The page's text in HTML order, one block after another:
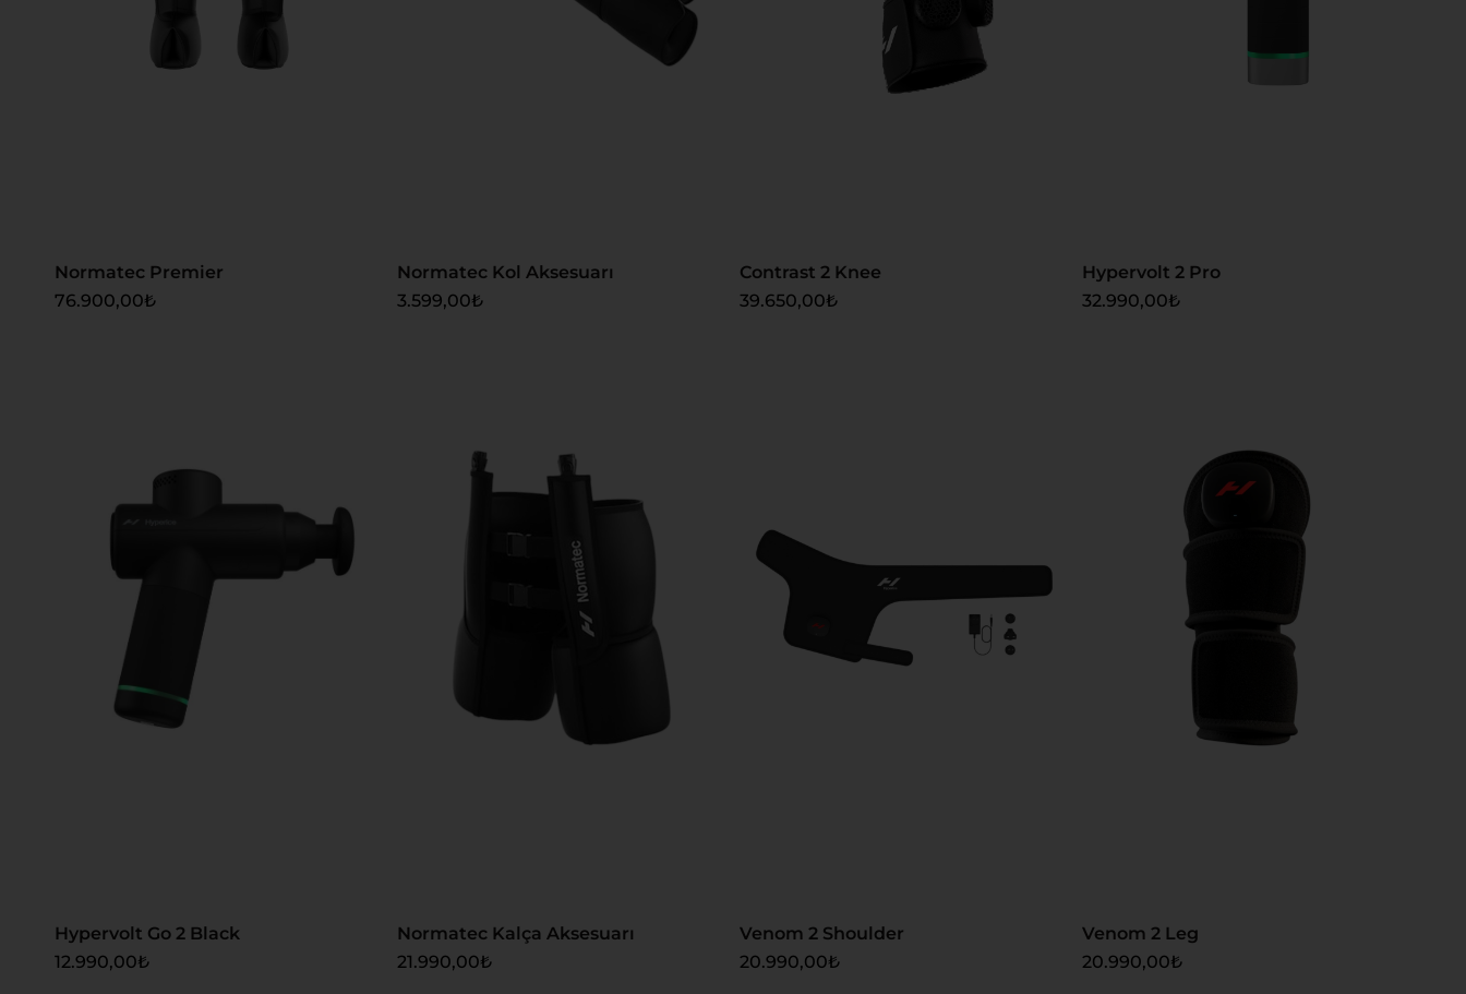
Normatec Premier
76.900,00₺
Normatec Kol Aksesuarı
3.599,00₺
Contrast 2 Knee
39.650,00₺
Hypervolt 2 Pro
32.990,00₺
Hypervolt Go 2 Black
12.990,00₺
Normatec Kalça Aksesuarı
21.990,00₺
Venom 2 Shoulder
20.990,00₺
Venom 2 Leg
20.990,00₺